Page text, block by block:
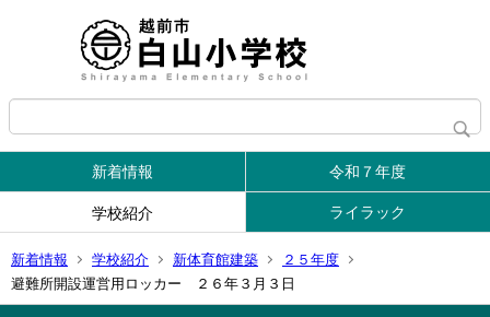
新着情報 令和７年度
学校紹介 ライラック
新着情報 学校紹介 新体育館建築
２５年度
避難所開設運営用ロッカー ２６年３月３日